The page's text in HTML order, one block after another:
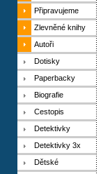
Připravujeme
Zlevněné knihy
Autoři
Dotisky
Paperbacky
Biografie
Cestopis
Detektivky
Detektivky 3x
Dětské